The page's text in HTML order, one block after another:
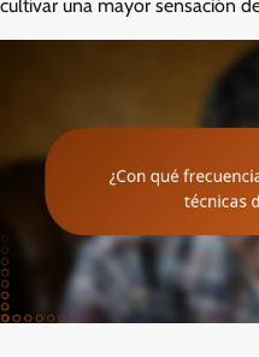
cultivar una mayor sensación